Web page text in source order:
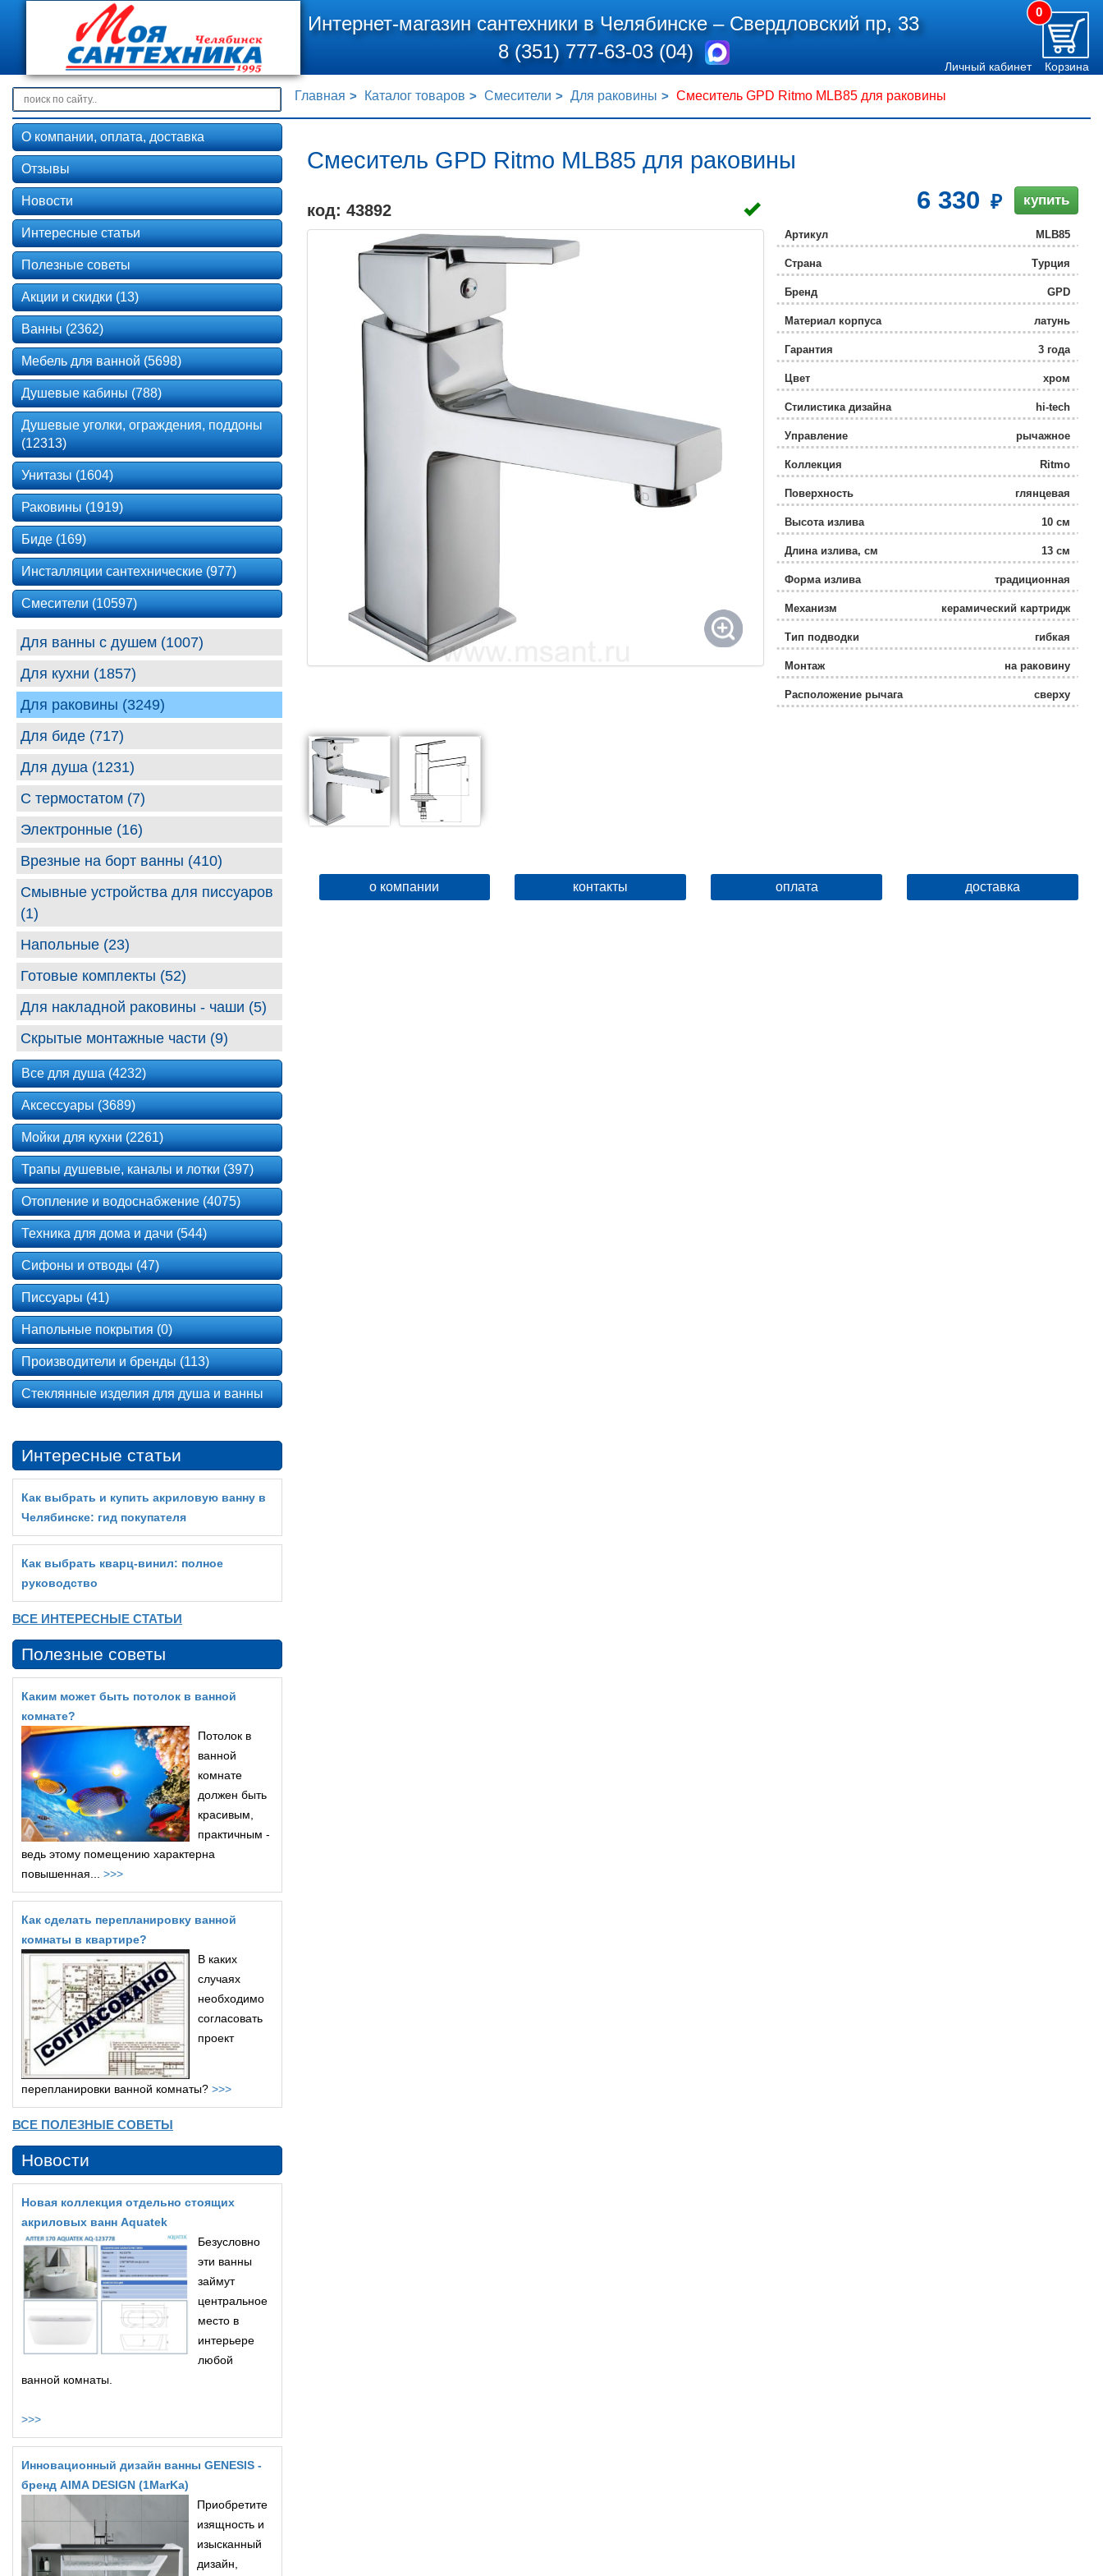
Интернет-магазин сантехники в Челябинске –Свердловский пр, 33
8 (351) 777-63-03 (04)
0
Личный кабинет Корзина
Главная Каталог товаров Смесители Для раковины Смеситель GPD Ritmo MLB85 для раковины
Смеситель GPD Ritmo MLB85 для раковины
код: 43892 6 330 купить
Артикул MLB85
Страна Турция
Бренд GPD
Материал корпуса латунь
Гарантия 3 года
Цвет хром
Стилистика дизайна hi-tech
Управление рычажное
Коллекция Ritmo
Поверхность глянцевая
Высота излива 10 см
Длина излива, см 13 см
Форма излива традиционная
Механизм керамический картридж
Тип подводки гибкая
Монтаж на раковину
Расположение рычага сверху
Защита от обратного потока
о компании контакты оплата доставка
О компании, оплата, доставка
Отзывы
Новости
Интересные статьи
Полезные советы
Акции и скидки (13)
Ванны (2362)
Мебель для ванной (5698)
Душевые кабины (788)
Душевые уголки, ограждения, поддоны
(12313)
Унитазы (1604)
Раковины (1919)
Биде (169)
Инсталляции сантехнические (977)
Смесители (10597)
Для ванны с душем (1007)
Для кухни (1857)
Для раковины (3249)
Для биде (717)
Для душа (1231)
С термостатом (7)
Электронные (16)
Врезные на борт ванны (410)
Смывные устройства для писсуаров
(1)
Напольные (23)
Готовые комплекты (52)
Для накладной раковины - чаши (5)
Скрытые монтажные части (9)
Все для душа (4232)
Аксессуары (3689)
Мойки для кухни (2261)
Трапы душевые, каналы и лотки (397)
Отопление и водоснабжение (4075)
Техника для дома и дачи (544)
Сифоны и отводы (47)
Писсуары (41)
Напольные покрытия (0)
Производители и бренды (113)
Стеклянные изделия для душа и ванны
Интересные статьи
Как выбрать и купить акриловую ванну в
Челябинске: гид покупателя
Как выбрать кварц‑винил: полное
руководство
ВСЕ ИНТЕРЕСНЫЕ СТАТЬИ
Полезные советы
Каким может быть потолок в ванной
комнате?
Потолок в
ванной
комнате
должен быть
красивым,
практичным -
ведь этому помещению характерна
повышенная... >>>
Как сделать перепланировку ванной
комнаты в квартире?
В каких
случаях
необходимо
согласовать
проект
перепланировки ванной комнаты? >>>
ВСЕ ПОЛЕЗНЫЕ СОВЕТЫ
Новости
Новая коллекция отдельно стоящих
акриловых ванн Aquatek
Безусловно
эти ванны
займут
центральное
место в
интерьере
любой
ванной комнаты.
>>>
Инновационный дизайн ванны GENESIS -
бренд AIMA DESIGN (1MarKa)
Приобретите
изящность и
изысканный
дизайн,